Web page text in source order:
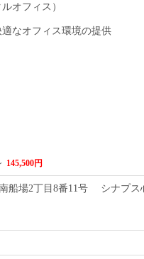
オフィス）
なオフィス環境の提供
145,500円
船場2丁目8番11号 シナプス